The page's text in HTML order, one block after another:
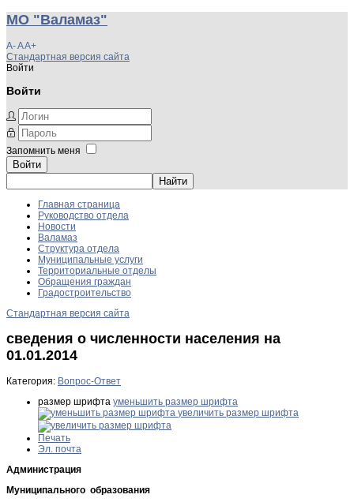
МО "Валамаз"
A-AA+
Стандартная версия сайта
Войти
Войти
Запомнить меня
Войти
Главная страница
Руководство отдела
Новости
Валамаз
Структура отдела
Муниципальные услуги
Территориальные отделы
Обращения граждан
Градостроительство
Стандартная версия сайта
сведения о численности населения на
01.01.2014
Категория: Вопрос-Ответ
размер шрифта уменьшить размер шрифта
увеличить размер шрифта
Печать
Эл. почта
Администрация
Муниципального образования